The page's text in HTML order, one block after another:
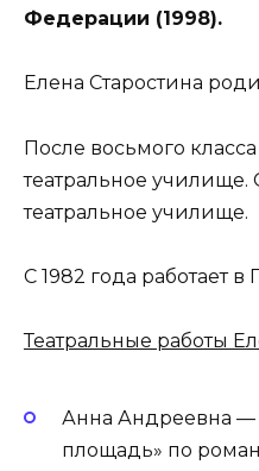
Федерации (1998).
Елена Старостина
После восьмого
театральное училище.
театральное училище.
С 1982 года работает
Театральные работы
Анна Андреевна —
площадь» по